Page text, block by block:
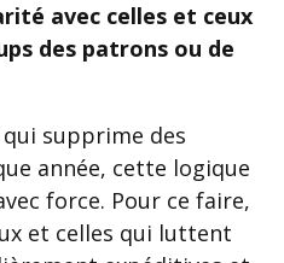
avec celles et ceux
des patrons ou de
supprime des
année, cette logique
force. Pour ce faire,
et celles qui luttent